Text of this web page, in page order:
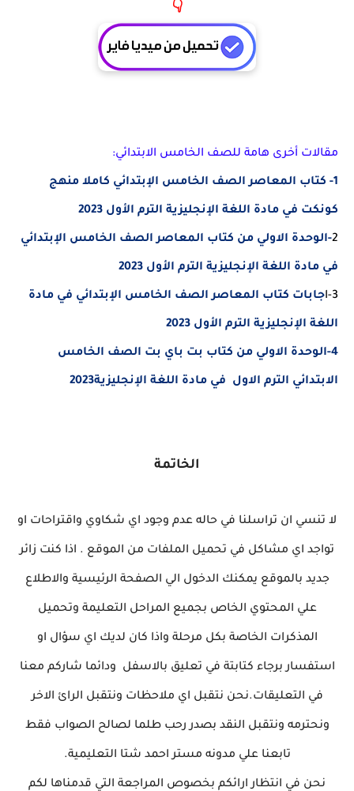
👇
مقالات أخرى هامة للصف الخامس الابتدائي:
1- كتاب المعاصر الصف الخامس الإبتدائي كاملا منهج
كونكت في مادة اللغة الإنجليزية الترم الأول 2023
2-الوحدة الاولي من كتاب المعاصر الصف الخامس الإبتدائي
في مادة اللغة الإنجليزية الترم الأول 2023
3-ا جابات كتاب المعاصر الصف الخامس الإبتدائي في مادة
اللغة الإنجليزية الترم الأول 2023
4-الوحدة الاولي من كتاب بت باي بت الصف الخامس
الابتدائي الترم الاول في مادة اللغة الإنجليزية2023
الخاتمة
لا تنسي ان تراسلنا في حاله عدم وجود اي شكاوي واقتراحات او
تواجد اي مشاكل في تحميل الملفات من الموقع . اذا كنت زائر
جديد بالموقع يمكنك الدخول الي الصفحة الرئيسية والاطلاع
علي المحتوي الخاص بجميع المراحل التعليمة وتحميل
المذكرات الخاصة بكل مرحلة واذا كان لديك اي سؤال او
استفسار برجاء كتابتة في تعليق بالاسفل ودائما شاركم معنا
في التعليقات.نحن نتقبل اي ملاحظات ونتقبل الرائ الاخر
ونحترمه ونتقبل النقد بصدر رحب طلما لصالح الصواب فقط
تابعنا علي مدونه مستر احمد شتا التعليمية.
نحن في انتظار ارائكم بخصوص المراجعة التي قدمناها لكم